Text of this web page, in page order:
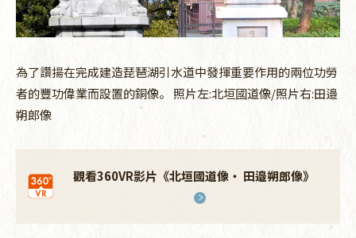
為了讚揚在完成建造琵琶湖引水道中發揮重要作用的兩位功勞
者的豐功偉業而設置的銅像。 照片左:北垣國道像/照片右:田邉
朔郎像
觀看360VR影片《北垣國道像・ 田邉朔郎像》